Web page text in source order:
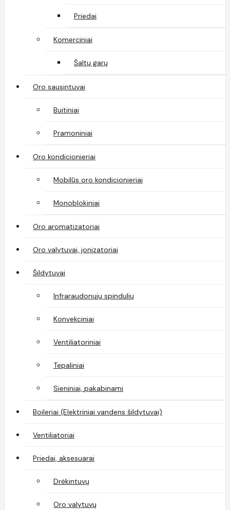
Priedai
Komerciniai
Šaltų garų
Oro sausintuvai
Buitiniai
Pramoniniai
Oro kondicionieriai
Mobilūs oro kondicionieriai
Monoblokiniai
Oro aromatizatoriai
Oro valytuvai, jonizatoriai
Šildytuvai
Infraraudonųjų spindulių
Konvekciniai
Ventiliatoriniai
Tepaliniai
Sieniniai, pakabinami
Boileriai (Elektriniai vandens šildytuvai)
Ventiliatoriai
Priedai, aksesuarai
Drėkintuvų
Oro valytuvų